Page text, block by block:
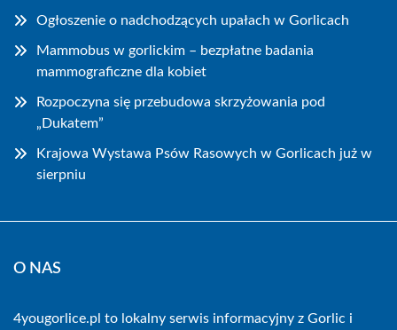
Ogłoszenie o nadchodzących upałach w Gorlicach
Mammobus w gorlickim – bezpłatne badania
mammograficzne dla kobiet
Rozpoczyna się przebudowa skrzyżowania pod
„Dukatem”
Krajowa Wystawa Psów Rasowych w Gorlicach już w
sierpniu
O NAS
4yougorlice.pl to lokalny serwis informacyjny z Gorlic i